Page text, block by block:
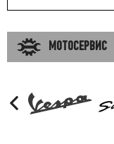
МОТОСЕРВИС